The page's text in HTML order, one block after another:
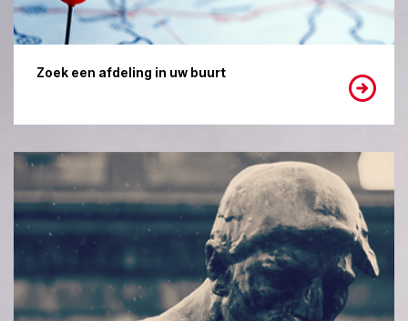
Zoek een afdeling in uw buurt